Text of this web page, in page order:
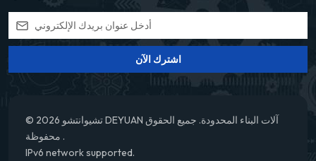
اشترك الآن
© 2026 تشيوانتشو DEYUAN آلات البناء المحدودة. جميع الحقوق
محفوظة .
IPv6 network supported.